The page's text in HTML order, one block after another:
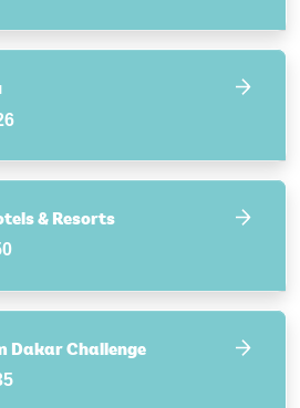
& Resorts
Dakar Challenge